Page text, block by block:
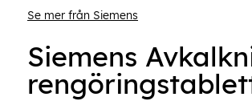
Se mer från Siemens
Siemens